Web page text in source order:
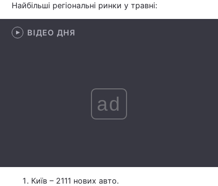
Зброя Інциденти
Архів
Найбільші регіональні ринки у травні:
ВІДЕО ДНЯ
ad
Київ – 2111 нових авто.